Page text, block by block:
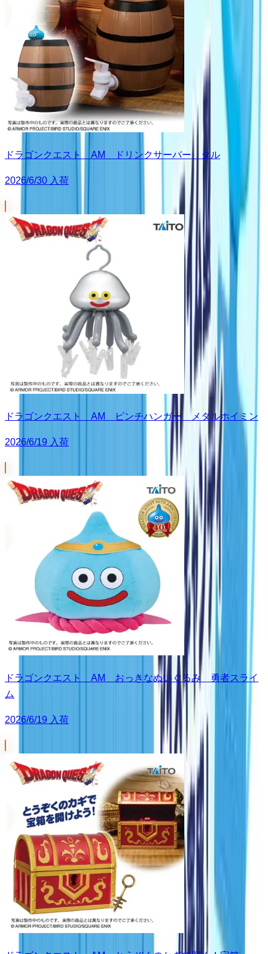
ドラゴンクエスト AM ドリンクサーバー タル
2026/6/30 入荷
ドラゴンクエスト AM ピンチハンガー メタルホイミン
2026/6/19 入荷
ドラゴンクエスト AM おっきなぬいぐるみ 勇者スライ
ム
2026/6/19 入荷